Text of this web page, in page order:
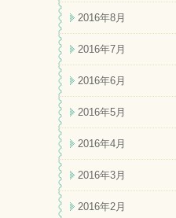
2016年8月
2016年7月
2016年6月
2016年5月
2016年4月
2016年3月
2016年2月